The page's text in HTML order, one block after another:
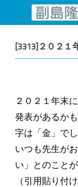
コンテンツへ
[3313]２０２１
２０２１年末
発表があるか
字は「金」でし
いつも先生が
い」とのこと
（引用貼り付